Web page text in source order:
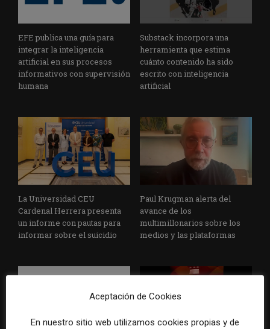
EFE publica una guía para
integrar la inteligencia
artificial en sus procesos
informativos con supervisión
humana
Substack incorpora una
herramienta que estima
cuánto contenido ha sido
escrito con inteligencia
artificial
La Universidad CEU
Cardenal Herrera presenta
un informe con pautas para
informar sobre el suicidio
Paul Krugman alerta del
avance de los
multimillonarios sobre los
medios y las plataformas
Aceptación de Cookies
En nuestro sitio web utilizamos cookies propias y de